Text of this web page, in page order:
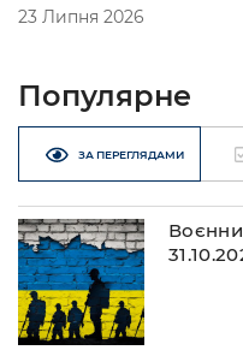
23 Липня 2026
Популярне
ЗА ПЕРЕГЛЯДАМИ